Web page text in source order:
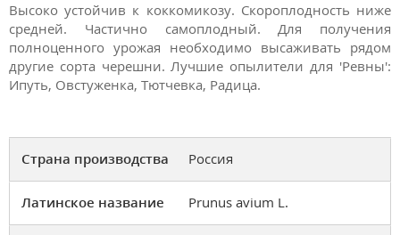
Высоко устойчив к коккомикозу. Скороплодность ниже
средней. Частично самоплодный. Для получения
полноценного урожая необходимо высаживать рядом
другие сорта черешни. Лучшие опылители для 'Ревны':
Ипуть, Овстуженка, Тютчевка, Радица.
Страна производства Россия
Латинское название Prunus avium L.